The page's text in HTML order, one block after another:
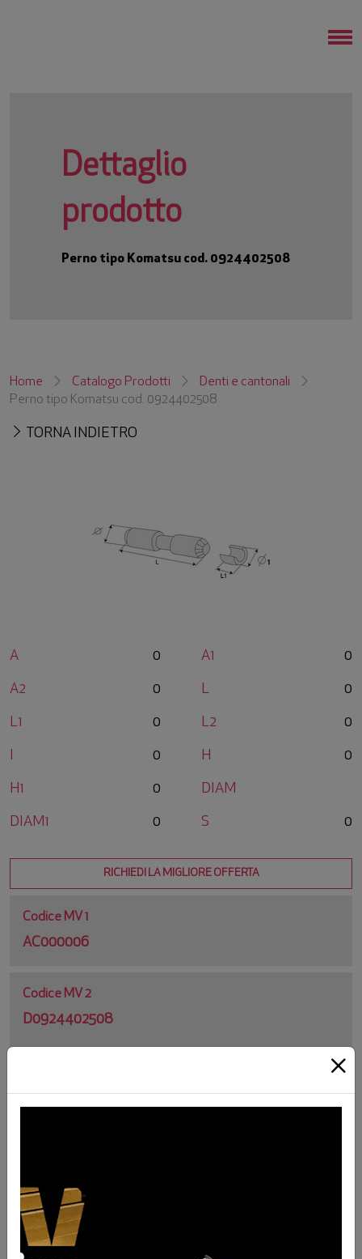
Perno tipo Komatsu cod. 0924402508
Dettaglio
prodotto
Home Catalogo Prodotti
Denti e cantonali
Perno tipo Komatsu cod. 0924402508
TORNA INDIETRO
A 0 A1 0
A2 0 L 0
L1 0 L2 0
I 0 H 0
H1 0 DIAM
DIAM1 0 S 0
RICHIEDI LA MIGLIORE OFFERTA
Codice MV 1
AC000006
Codice MV 2
D0924402508
0924402508
QTY